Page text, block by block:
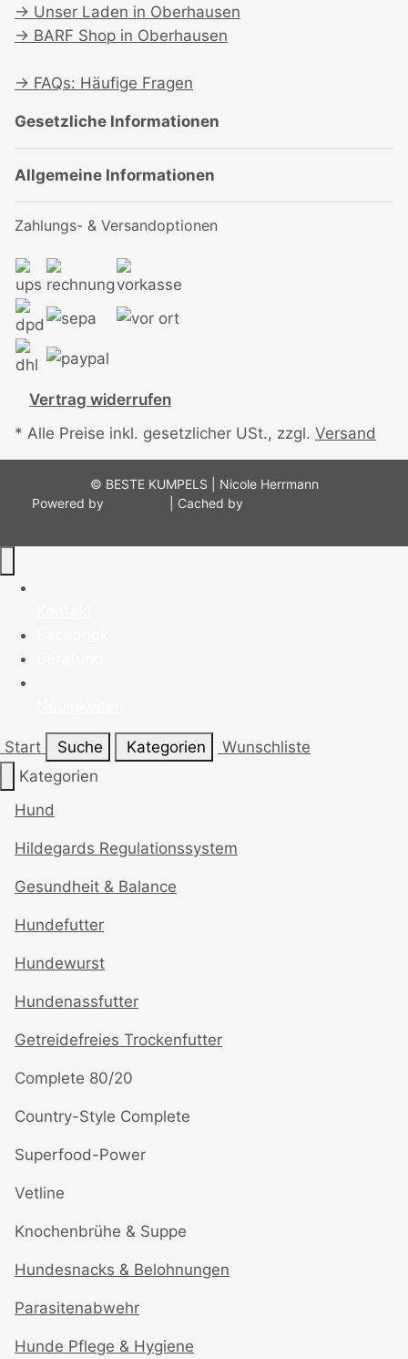
→ Unser Laden in Oberhausen
→ BARF Shop in Oberhausen
→ FAQs: Häufige Fragen
Gesetzliche Informationen
Allgemeine Informationen
Zahlungs- & Versandoptionen
Vertrag widerrufen
* Alle Preise inkl. gesetzlicher USt., zzgl. Versand
© BESTE KUMPELS | Nicole Herrmann
Powered by
| Cached by
Start Suche Kategorien
Wunschliste
Kategorien
Hund
Hildegards Regulationssystem
Gesundheit & Balance
Hundefutter
Hundewurst
Hundenassfutter
Getreidefreies Trockenfutter
Complete 80/20
Country-Style Complete
Superfood-Power
Vetline
Knochenbrühe & Suppe
Hundesnacks & Belohnungen
Parasitenabwehr
Hunde Pflege & Hygiene